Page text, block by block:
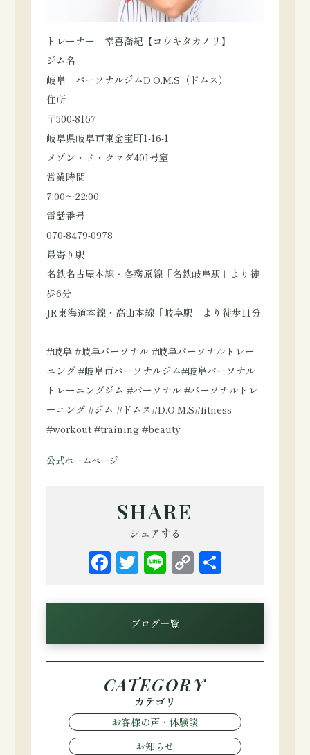
トレーナー 幸喜喬紀【コウキタカノリ】
ジム名
岐阜 パーソナルジムD.O.M.S（ドムス）
住所
〒500-8167
岐阜県岐阜市東金宝町1-16-1
メゾン・ド・クマダ401号室
営業時間
7:00～22:00
電話番号
070-8479-0978
最寄り駅
名鉄名古屋本線・各務原線「名鉄岐阜駅」より徒
歩6分
JR東海道本線・高山本線「岐阜駅」より徒歩11分
#岐阜 #岐阜パーソナル #岐阜パーソナルトレー
ニング #岐阜市パーソナルジム#岐阜パーソナル
トレーニングジム #パーソナル #パーソナルトレ
ーニング #ジム #ドムス#D.O.M.S#fitness
#workout #training #beauty
公式ホームページ
SHARE
シェアする
Facebook
Twitter
LineCopy
Link
ブログ一覧
CATEGORY
カテゴリ
お客様の声・体験談
お知らせ